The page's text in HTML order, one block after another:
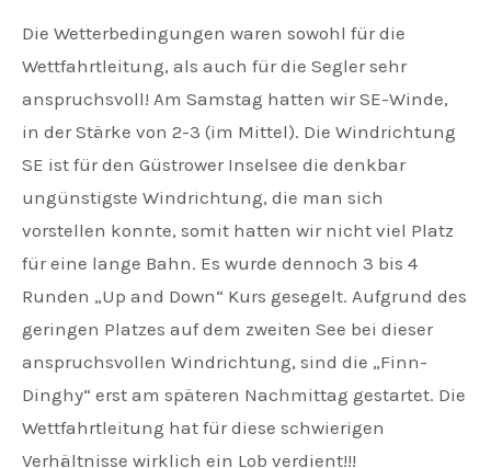
Die Wetterbedingungen waren sowohl für die
Wettfahrtleitung, als auch für die Segler sehr
anspruchsvoll! Am Samstag hatten wir SE-Winde,
in der Stärke von 2-3 (im Mittel). Die Windrichtung
SE ist für den Güstrower Inselsee die denkbar
ungünstigste Windrichtung, die man sich
vorstellen konnte, somit hatten wir nicht viel Platz
für eine lange Bahn. Es wurde dennoch 3 bis 4
Runden „Up and Down“ Kurs gesegelt. Aufgrund des
geringen Platzes auf dem zweiten See bei dieser
anspruchsvollen Windrichtung, sind die „Finn-
Dinghy“ erst am späteren Nachmittag gestartet. Die
Wettfahrtleitung hat für diese schwierigen
Verhältnisse wirklich ein Lob verdient!!!